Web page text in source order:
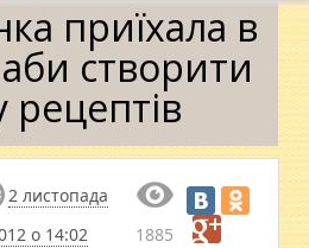
приїхала в
створити
рецептів
2 листопада
о 14:02
1885